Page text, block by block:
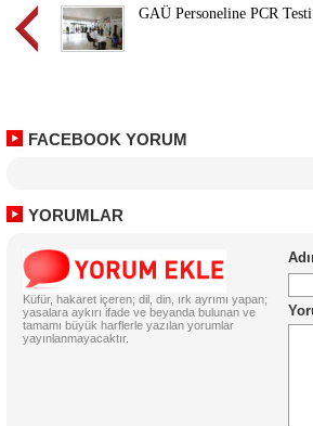
GAÜ Personeline PCR Testi
FACEBOOK YORUM
YORUMLAR
Küfür, hakaret içeren; dil, din, ırk ayrımı yapan;
yasalara aykırı ifade ve beyanda bulunan ve
tamamı büyük harflerle yazılan yorumlar
yayınlanmayacaktır.